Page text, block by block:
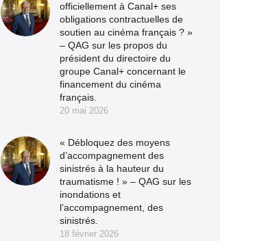
officiellement à Canal+ ses
obligations contractuelles de
soutien au cinéma français ? »
– QAG sur les propos du
président du directoire du
groupe Canal+ concernant le
financement du cinéma
français.
20 mai 2026
« Débloquez des moyens
d’accompagnement des
sinistrés à la hauteur du
traumatisme ! » – QAG sur les
inondations et
l’accompagnement, des
sinistrés.
18 février 2026